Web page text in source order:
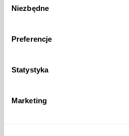
zgody
Niezbędne
Preferencje
Statystyka
Marketing
Magazyny W8 Shipping USA
VA 23323, USA